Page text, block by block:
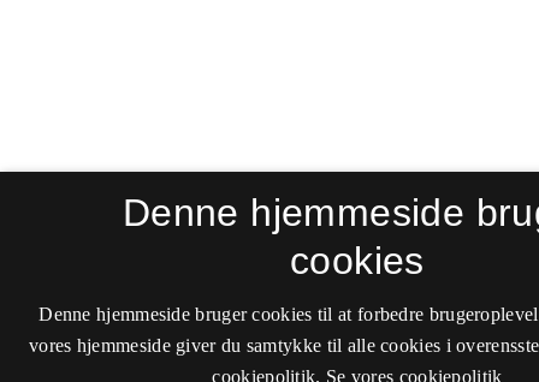
Denne hjemmeside
cookies
Denne hjemmeside bruger cookies til at forbedre
vores hjemmeside giver du samtykke til alle cookies i
cookiepolitik. Se vores cookiepolitik